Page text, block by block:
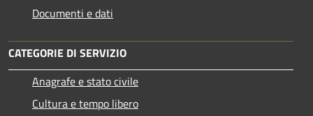
Documenti e dati
CATEGORIE DI SERVIZIO
Anagrafe e stato civile
Cultura e tempo libero